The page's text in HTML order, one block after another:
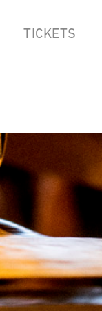
TICKETS